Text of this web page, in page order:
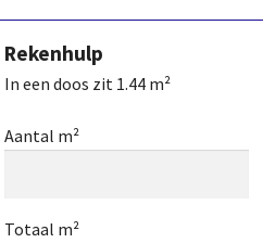
Rekenhulp
In een doos zit 1.44m²
Aantal m²
Totaal m²